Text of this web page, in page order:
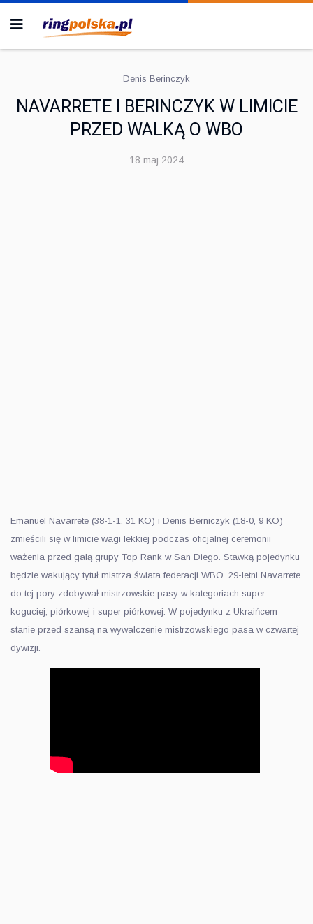
Denis Berinczyk
NAVARRETE I BERINCZYK W LIMICIE
PRZED WALKĄ O WBO
18 maj 2024
Emanuel Navarrete (38-1-1, 31 KO) i Denis Berniczyk (18-0, 9 KO)
zmieścili się w limicie wagi lekkiej podczas oficjalnej ceremonii
ważenia przed galą grupy Top Rank w San Diego. Stawką pojedynku
będzie wakujący tytuł mistrza świata federacji WBO. 29-letni Navarrete
do tej pory zdobywał mistrzowskie pasy w kategoriach super
koguciej, piórkowej i super piórkowej. W pojedynku z Ukraińcem
stanie przed szansą na wywalczenie mistrzowskiego pasa w czwartej
dywizji.